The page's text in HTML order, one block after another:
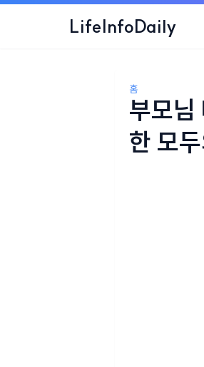
LifeInfoDaily
홈
부모님
한 모